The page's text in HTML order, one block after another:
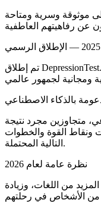
موثوقة وسرية ومتاحة
تم إطلاق DepressionTest.co مع التركيز على تجربة واضحة وسهلة
متجاوزين مجرد نتيجة
ونقاط القوة والخطوات
التالية المحتملة.
نظرة عامة لعام 2026
من اللغات، وزيادة
من الأشخاص في رحلتهم